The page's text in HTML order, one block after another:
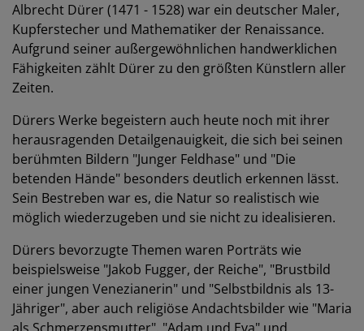
Albrecht Dürer (1471 - 1528) war ein deutscher Maler,
Kupferstecher und Mathematiker der Renaissance.
Aufgrund seiner außergewöhnlichen handwerklichen
Fähigkeiten zählt Dürer zu den größten Künstlern aller
Zeiten.
Dürers Werke begeistern auch heute noch mit ihrer
herausragenden Detailgenauigkeit, die sich bei seinen
berühmten Bildern "Junger Feldhase" und "Die
betenden Hände" besonders deutlich erkennen lässt.
Sein Bestreben war es, die Natur so realistisch wie
möglich wiederzugeben und sie nicht zu idealisieren.
Dürers bevorzugte Themen waren Porträts wie
beispielsweise "Jakob Fugger, der Reiche", "Brustbild
einer jungen Venezianerin" und "Selbstbildnis als 13-
Jähriger", aber auch religiöse Andachtsbilder wie "Maria